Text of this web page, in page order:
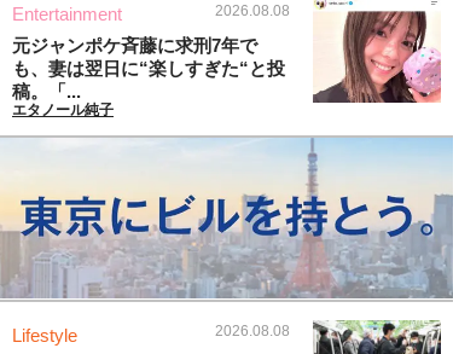
Entertainment 2026.08.08
元ジャンポケ斉藤に求刑7年で
も、妻は翌日に“楽しすぎた“と投
稿。「...
エタノール純子
Lifestyle 2026.08.08